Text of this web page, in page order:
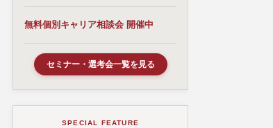
無料個別キャリア相談会 開催中
セミナー・選考会一覧を見る
SPECIAL FEATURE